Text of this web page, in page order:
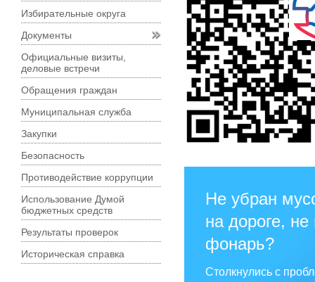
Не убран
на дороге, не
фонарь?
Столкнулись с
Избирательные округа
Документы
Официальные визиты,
деловые встречи
Обращения граждан
Муниципальная служба
Закупки
Безопасность
Противодействие коррупции
Использование Думой
бюджетных средств
Результаты проверок
Историческая справка